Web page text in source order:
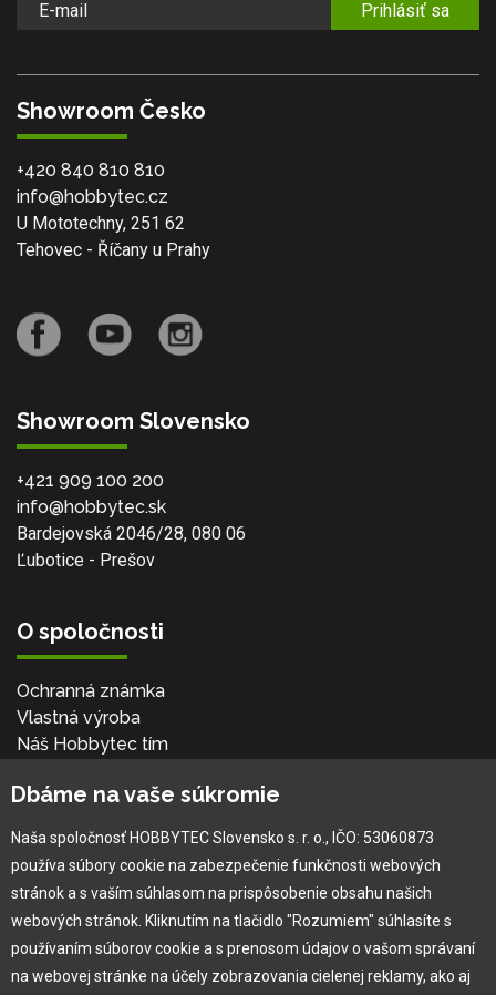
Prihlásiť sa
Showroom Česko
+420 840 810 810
info@hobbytec.cz
U Mototechny, 251 62
Tehovec - Říčany u Prahy
Showroom Slovensko
+421 909 100 200
info@hobbytec.sk
Bardejovská 2046/28, 080 06
Ľubotice - Prešov
O spoločnosti
Ochranná známka
Vlastná výroba
Náš Hobbytec tím
Naša história
Pre zákazníka
Garancia najlepšej ceny
Užívateľský manuál
Dbáme na vaše súkromie
Naša spoločnosť HOBBYTEC Slovensko s. r. o., IČO: 53060873
používa súbory cookie na zabezpečenie funkčnosti webových
stránok a s vaším súhlasom na prispôsobenie obsahu našich
webových stránok. Kliknutím na tlačidlo "Rozumiem" súhlasíte s
používaním súborov cookie a s prenosom údajov o vašom správaní
na webovej stránke na účely zobrazovania cielenej reklamy, ako aj